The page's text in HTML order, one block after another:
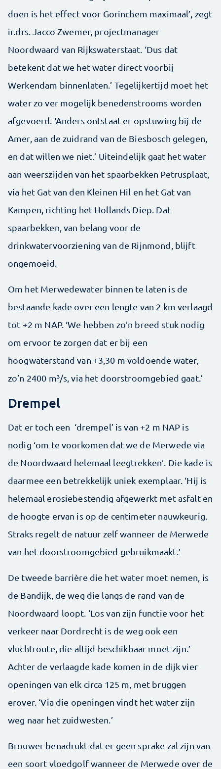
doen is het effect voor Gorinchem maximaal’, zegt
ir.drs. Jacco Zwemer, projectmanager
Noordwaard van Rijkswaterstaat. ‘Dus dat
betekent dat we het water direct voorbij
Werkendam binnenlaten.’ Tegelijkertijd moet het
water zo ver mogelijk benedenstrooms worden
afgevoerd. ‘Anders ontstaat er opstuwing bij de
Amer, aan de zuidrand van de Biesbosch gelegen,
en dat willen we niet.’ Uiteindelijk gaat het water
aan weerszijden van het spaarbekken Petrusplaat,
via het Gat van den Kleinen Hil en het Gat van
Kampen, richting het Hollands Diep. Dat
spaarbekken, van belang voor de
drinkwatervoorziening van de Rijnmond, blijft
ongemoeid.
Om het Merwedewater binnen te laten is de
bestaande kade over een lengte van 2 km verlaagd
tot +2 m NAP. ‘We hebben zo’n breed stuk nodig
om ervoor te zorgen dat er bij een
hoogwaterstand van +3,30 m voldoende water,
zo’n 2400 m³/s, via het doorstroomgebied gaat.’
Drempel
Dat er toch een ‘drempel’ is van +2 m NAP is
nodig ‘om te voorkomen dat we de Merwede via
de Noordwaard helemaal leegtrekken’. Die kade is
daarmee een betrekkelijk uniek exemplaar. ‘Hij is
helemaal erosiebestendig afgewerkt met asfalt en
de hoogte ervan is op de centimeter nauwkeurig.
Straks regelt de natuur zelf wanneer de Merwede
van het doorstroomgebied gebruikmaakt.’
De tweede barrière die het water moet nemen, is
de Bandijk, de weg die langs de rand van de
Noordwaard loopt. ‘Los van zijn functie voor het
verkeer naar Dordrecht is de weg ook een
vluchtroute, die altijd beschikbaar moet zijn.’
Achter de verlaagde kade komen in de dijk vier
openingen van elk circa 125 m, met bruggen
erover. ‘Via die openingen vindt het water zijn
weg naar het zuidwesten.’
Brouwer benadrukt dat er geen sprake zal zijn van
een soort vloedgolf wanneer de Merwede over de